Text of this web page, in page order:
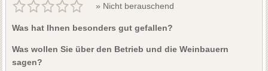
» Nicht berauschend
Was hat Ihnen besonders gut gefallen?
Was wollen Sie über den Betrieb und die Weinbauern
sagen?